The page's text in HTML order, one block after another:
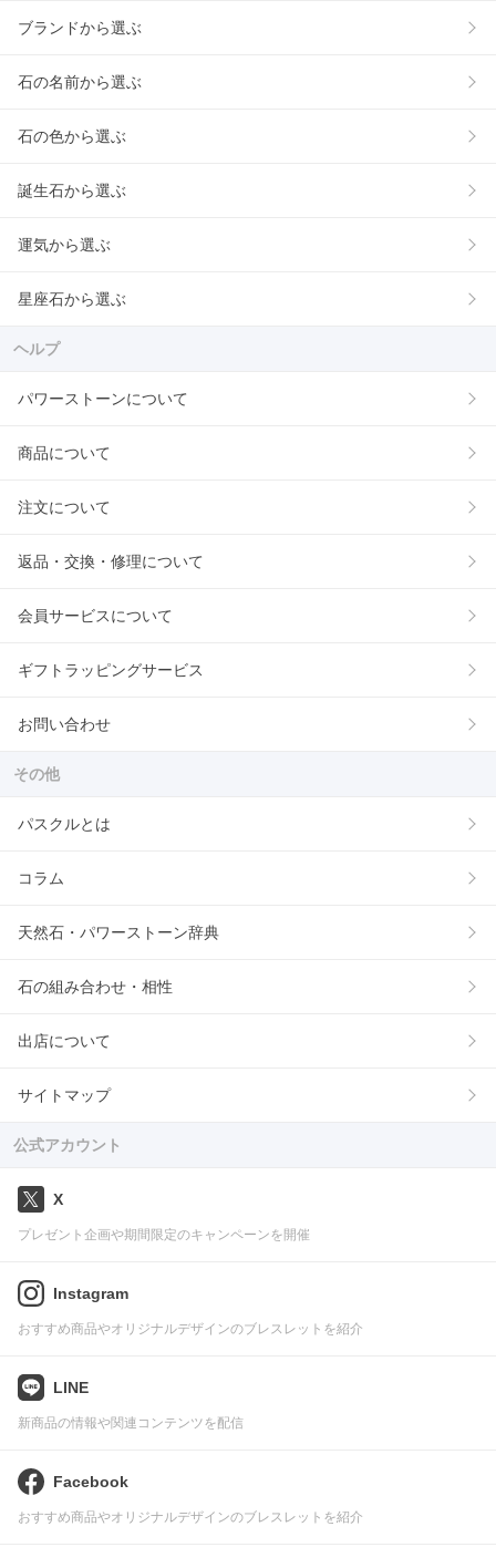
ブランドから選ぶ
石の名前から選ぶ
石の色から選ぶ
誕生石から選ぶ
運気から選ぶ
星座石から選ぶ
ヘルプ
パワーストーンについて
商品について
注文について
返品・交換・修理について
会員サービスについて
ギフトラッピングサービス
お問い合わせ
その他
パスクルとは
コラム
天然石・パワーストーン辞典
石の組み合わせ・相性
出店について
サイトマップ
公式アカウント
X
プレゼント企画や期間限定のキャンペーンを開催
Instagram
おすすめ商品やオリジナルデザインのブレスレットを紹介
LINE
新商品の情報や関連コンテンツを配信
Facebook
おすすめ商品やオリジナルデザインのブレスレットを紹介